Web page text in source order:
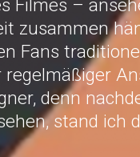
Filmes –
zusammen
Fans
denn
stand ich